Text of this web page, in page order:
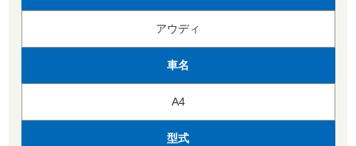
アウディ
車名
A4
型式